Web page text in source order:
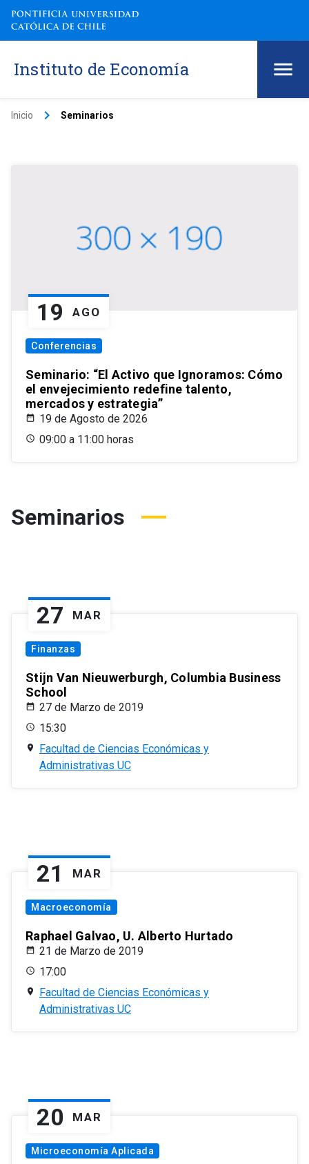
Instituto de Economía
Inicio keyboard_arrow_right Seminarios
19 AGO
Conferencias
Seminario: “El Activo que Ignoramos: Cómo
el envejecimiento redefine talento,
mercados y estrategia”
19 de Agosto de 2026
09:00 a 11:00 horas
Seminarios
27 MAR
Finanzas
Stijn Van Nieuwerburgh, Columbia Business
School
27 de Marzo de 2019
15:30
Facultad de Ciencias Económicas y
Administrativas UC
21 MAR
Macroeconomía
Raphael Galvao, U. Alberto Hurtado
21 de Marzo de 2019
17:00
Facultad de Ciencias Económicas y
Administrativas UC
20 MAR
Microeconomía Aplicada